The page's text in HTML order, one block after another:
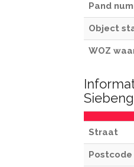
Pand
Object
WOZ
Straat
Postcode